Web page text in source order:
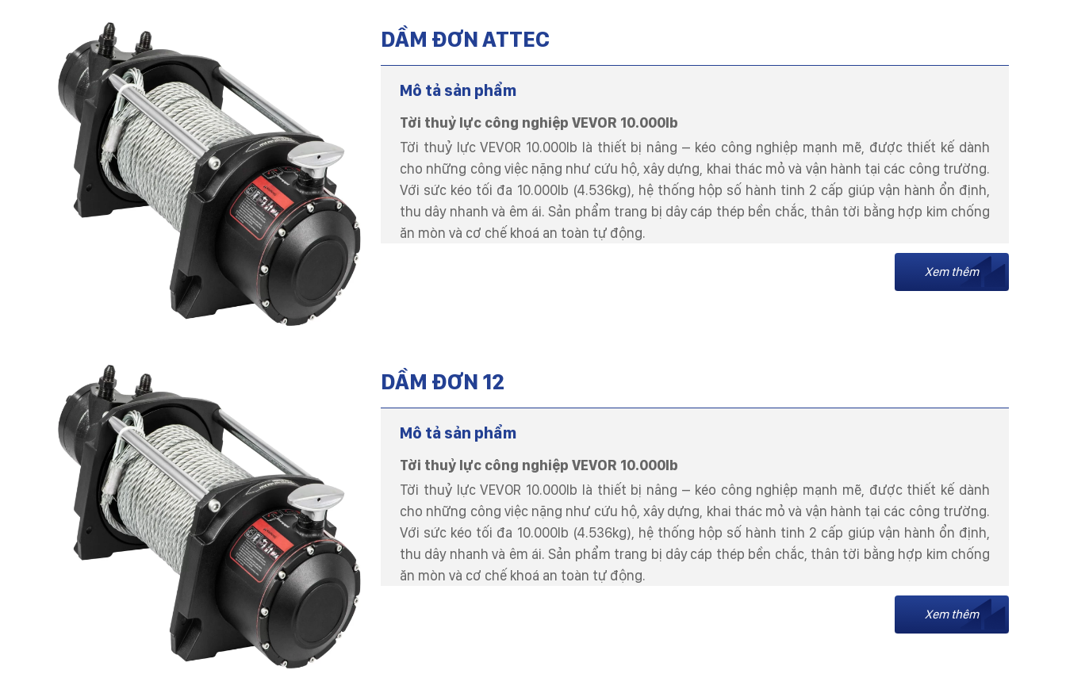
DẦM ĐƠN ATTEC
Mô tả sản phẩm
Tời thuỷ lực công nghiệp VEVOR 10.000lb
Tời thuỷ lực VEVOR 10.000lb là thiết bị nâng – kéo công nghiệp mạnh mẽ, được thiết kế dành
cho những công việc nặng như cứu hộ, xây dựng, khai thác mỏ và vận hành tại các công trường.
Với sức kéo tối đa 10.000lb (4.536kg), hệ thống hộp số hành tinh 2 cấp giúp vận hành ổn định,
thu dây nhanh và êm ái. Sản phẩm trang bị dây cáp thép bền chắc, thân tời bằng hợp kim chống
ăn mòn và cơ chế khoá an toàn tự động.
Xem thêm
DẦM ĐƠN 12
Mô tả sản phẩm
Tời thuỷ lực công nghiệp VEVOR 10.000lb
Tời thuỷ lực VEVOR 10.000lb là thiết bị nâng – kéo công nghiệp mạnh mẽ, được thiết kế dành
cho những công việc nặng như cứu hộ, xây dựng, khai thác mỏ và vận hành tại các công trường.
Với sức kéo tối đa 10.000lb (4.536kg), hệ thống hộp số hành tinh 2 cấp giúp vận hành ổn định,
thu dây nhanh và êm ái. Sản phẩm trang bị dây cáp thép bền chắc, thân tời bằng hợp kim chống
ăn mòn và cơ chế khoá an toàn tự động.
Xem thêm